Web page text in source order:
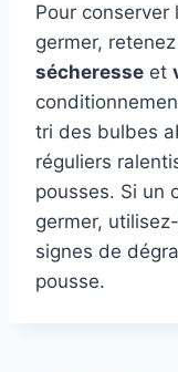
Pour conserver
germer,
sécheresse et
tri des bulbes
réguliers
pousses. Si un
germer,
signes de
pousse.